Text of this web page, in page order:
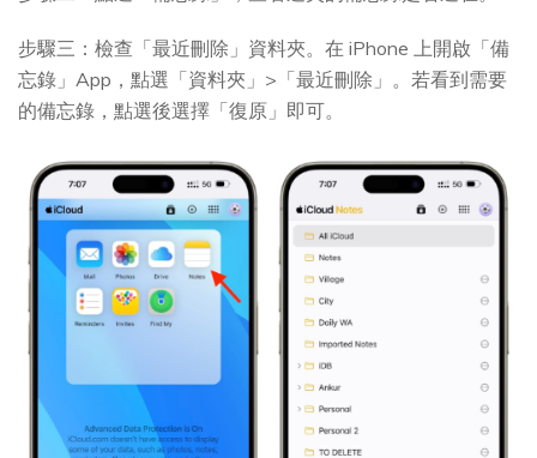
步驟三：檢查「最近刪除」資料夾。在 iPhone 上開啟「備
忘錄」App，點選「資料夾」>「最近刪除」。若看到需要
的備忘錄，點選後選擇「復原」即可。